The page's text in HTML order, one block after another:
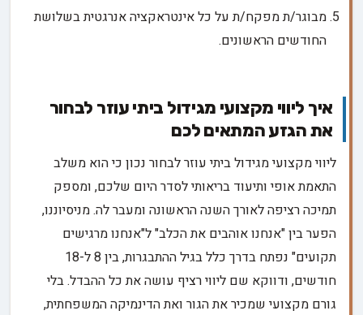
מבוגר/ת מפקח/ת על כל אינטראקציה אנרגטית בשלושת
החודשים הראשונים.
איך ליווי מקצועי מגידול ביתי עוזר לבחור
את הגזע המתאים לכם
ליווי מקצועי מגידול ביתי עוזר לבחור נכון כי הוא משלב
התאמת אופי ותיעוד בריאותי לסדר היום שלכם, ומספק
תמיכה רציפה לאורך השנה הראשונה ומעבר לה. מניסיוננו,
הפער בין "אנחנו אוהבים את הכלב" ל"אנחנו מרגישים
תקועים" נפתח בדרך כלל בגיל ההתבגרות, בין 8 ל-18
חודשים, ודווקא שם ליווי רציף עושה את כל ההבדל. בלי
גורם מקצועי שמכיר את הגור ואת הדינמיקה המשפחתית,